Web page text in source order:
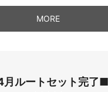
MORE
ルートセット完了■